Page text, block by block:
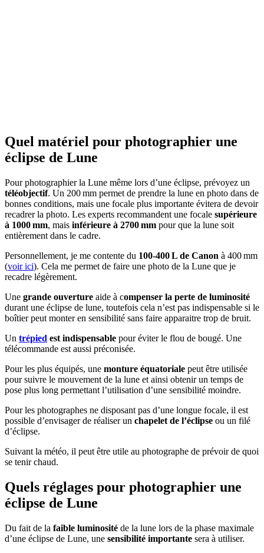
Quel matériel pour photographier une
éclipse de Lune
Pour photographier la Lune même lors d’une éclipse, prévoyez un
téléobjectif. Un 200 mm permet de prendre la lune en photo dans de
bonnes conditions, mais une focale plus importante évitera de devoir
recadrer la photo. Les experts recommandent une focale supérieure
à 1000 mm, mais inférieure à 2700 mm pour que la lune soit
entièrement dans le cadre.
Personnellement, je me contente du 100-400 L de Canon à 400 mm
(voir ici). Cela me permet de faire une photo de la Lune que je
recadre légèrement.
Une grande ouverture aide à compenser la perte de luminosité
durant une éclipse de lune, toutefois cela n’est pas indispensable si le
boîtier peut monter en sensibilité sans faire apparaitre trop de bruit.
Un trépied est indispensable pour éviter le flou de bougé. Une
télécommande est aussi préconisée.
Pour les plus équipés, une monture équatoriale peut être utilisée
pour suivre le mouvement de la lune et ainsi obtenir un temps de
pose plus long permettant l’utilisation d’une sensibilité moindre.
Pour les photographes ne disposant pas d’une longue focale, il est
possible d’envisager de réaliser un chapelet de l’éclipse ou un filé
d’éclipse.
Suivant la météo, il peut être utile au photographe de prévoir de quoi
se tenir chaud.
Quels réglages pour photographier une
éclipse de Lune
Du fait de la faible luminosité de la lune lors de la phase maximale
d’une éclipse de Lune, une sensibilité importante sera à utiliser.